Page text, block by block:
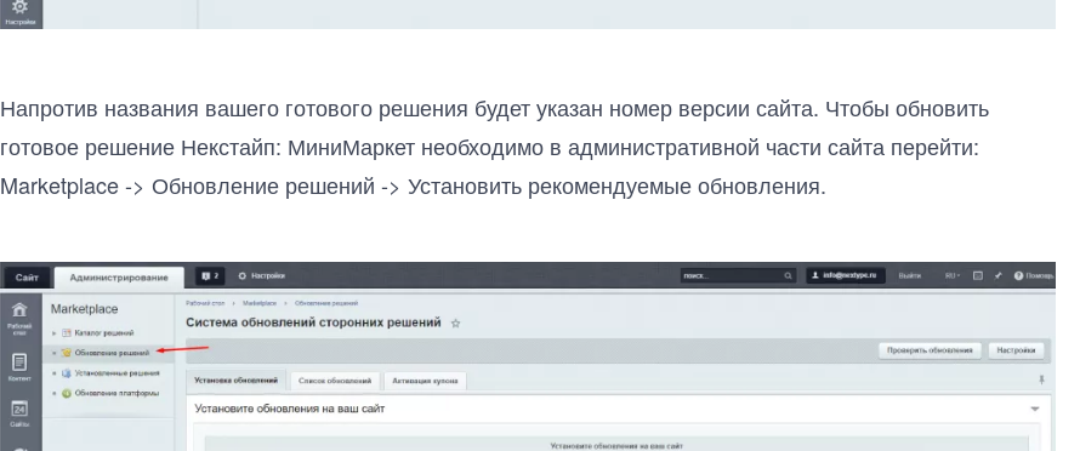
Напротив названия вашего готового решения будет указан номер версии сайта. Чтобы обновить
готовое решение Некстайп: МиниМаркет необходимо в административной части сайта перейти:
Marketplace -> Обновление решений -> Установить рекомендуемые обновления.